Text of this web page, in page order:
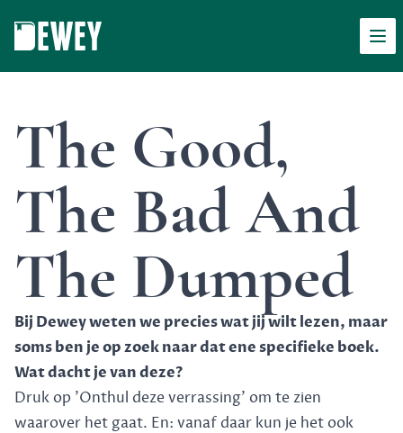
The Good,
The Bad And
The Dumped
Bij Dewey weten we precies wat jij wilt lezen, maar
soms ben je op zoek naar dat ene specifieke boek.
Wat dacht je van deze?
Druk op 'Onthul deze verrassing' om te zien
waarover het gaat. En: vanaf daar kun je het ook